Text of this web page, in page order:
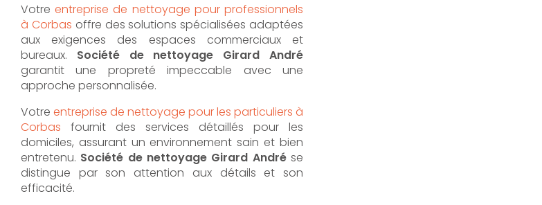
Votreentreprise de nettoyage pour professionnels
à Corbas offre des solutions spécialisées adaptées
aux exigences des espaces commerciaux et
bureaux. Société de nettoyage Girard André
garantit une propreté impeccable avec une
approche personnalisée.
Votre entreprise de nettoyage pour les particuliers à
Corbas fournit des services détaillés pour les
domiciles, assurant un environnement sain et bien
entretenu. Société de nettoyage Girard Andrése
distingue par son attention aux détails et son
efficacité.